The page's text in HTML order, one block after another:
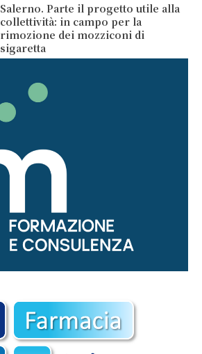
Salerno. Parte il progetto utile alla
collettività: in campo per la
rimozione dei mozziconi di
sigaretta